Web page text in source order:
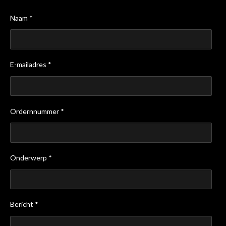
Naam *
E-mailadres *
Ordernnummer *
Onderwerp *
Bericht *